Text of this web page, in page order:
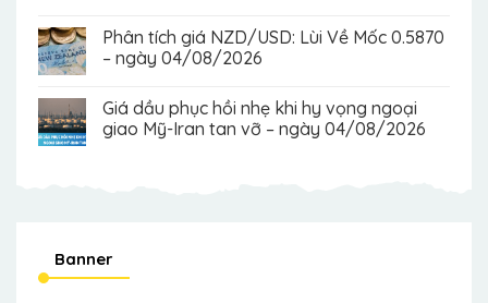
Phân tích giá NZD/USD: Lùi Về Mốc 0.5870
– ngày 04/08/2026
Giá dầu phục hồi nhẹ khi hy vọng ngoại
giao Mỹ-Iran tan vỡ – ngày 04/08/2026
Banner